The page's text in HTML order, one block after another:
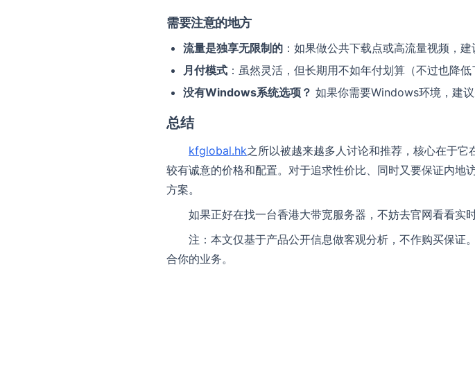
需要注意的地方
流量是独享无限制的 ：如果做公共下载点或高流量视频，建
月付模式 ：虽然灵活，但长期用不如年付划算（不过也降低
没有Windows系统选项？ 如果你需要Windows环境，建议
总结
kfglobal.hk之所以被越来越多人讨论和推荐，核心在于它
较有诚意的价格和配置。对于追求性价比、同时又要保证内
方案。
如果正好在找一台香港大带宽服务器，不妨去官网看看实
注：本文仅基于产品公开信息做客观分析，不作购买保证
合你的业务。